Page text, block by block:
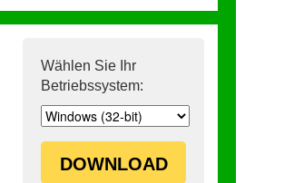
Wählen Sie Ihr
Betriebssystem:
DOWNLOAD